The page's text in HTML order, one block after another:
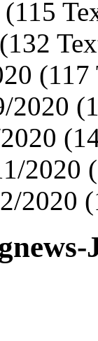
(117
2020
2020
2020